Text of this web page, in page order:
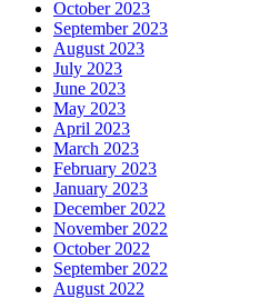
October 2023
September 2023
August 2023
July 2023
June 2023
May 2023
April 2023
March 2023
February 2023
January 2023
December 2022
November 2022
October 2022
September 2022
August 2022